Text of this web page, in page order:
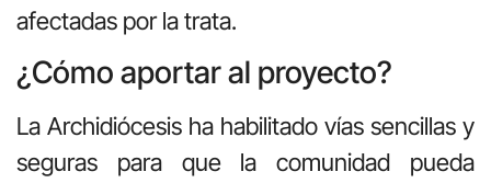
afectadas por la trata.
¿Cómo aportar al proyecto?
La Archidiócesis ha habilitado vías sencillas y
seguras para que la comunidad pueda